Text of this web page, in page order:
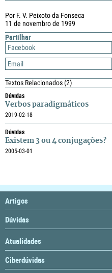
Por F. V. Peixoto da Fonseca
11 de novembro de 1999
Partilhar
Facebook
Email
Textos Relacionados(2)
Dúvidas
Verbos paradigmáticos
2019-02-18
Dúvidas
Existem 3 ou 4 conjugações?
2005-03-01
Artigos
Dúvidas
Atualidades
Ciberdúvidas